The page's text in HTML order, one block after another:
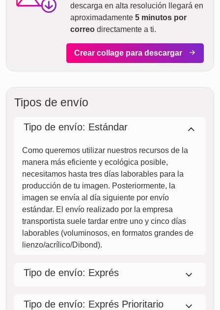
descarga en alta resolución llegará en
aproximadamente 5 minutos por
correo directamente a ti.
Crear collage para descargar
Tipos de envío
Tipo de envío: Estándar
Como queremos utilizar nuestros recursos de la
manera más eficiente y ecológica posible,
necesitamos hasta tres días laborables para la
producción de tu imagen. Posteriormente, la
imagen se envía al día siguiente por envío
estándar. El envío realizado por la empresa
transportista suele tardar entre uno y cinco días
laborables (voluminosos, en formatos grandes de
lienzo/acrílico/Dibond).
Tipo de envío: Exprés
Tipo de envío: Exprés Prioritario